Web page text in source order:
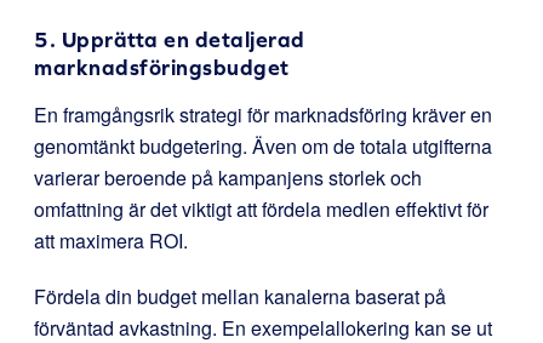
5. Upprätta en detaljerad
marknadsföringsbudget
En framgångsrik strategi för marknadsföring kräver en
genomtänkt budgetering. Även om de totala utgifterna
varierar beroende på kampanjens storlek och
omfattning är det viktigt att fördela medlen effektivt för
att maximera ROI.
Fördela din budget mellan kanalerna baserat på
förväntad avkastning. En exempelallokering kan se ut